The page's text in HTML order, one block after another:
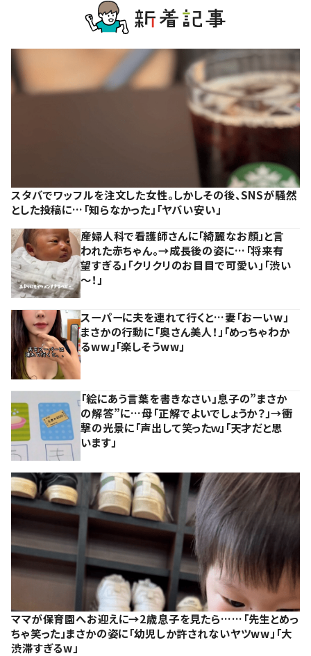
スタバでワッフルを注文した女性。しかしその後、SNSが騒然
とした投稿に…「知らなかった」「ヤバい安い」
産婦人科で看護師さんに「綺麗なお顔」と言
われた赤ちゃん。→成長後の姿に…「将来有
望すぎる」「クリクリのお目目で可愛い」「渋い
～！」
スーパーに夫を連れて行くと…妻「おーいw」
まさかの行動に「奥さん美人！」「めっちゃわか
るww」「楽しそうww」
「絵にあう言葉を書きなさい」息子の”まさか
の解答”に…母「正解でよいでしょうか？」→衝
撃の光景に「声出して笑ったｗ」「天才だと思
います」
ママが保育園へお迎えに→2歳息子を見たら……「先生とめっ
ちゃ笑った」まさかの姿に「幼児しか許されないヤツww」「大
渋滞すぎるw」